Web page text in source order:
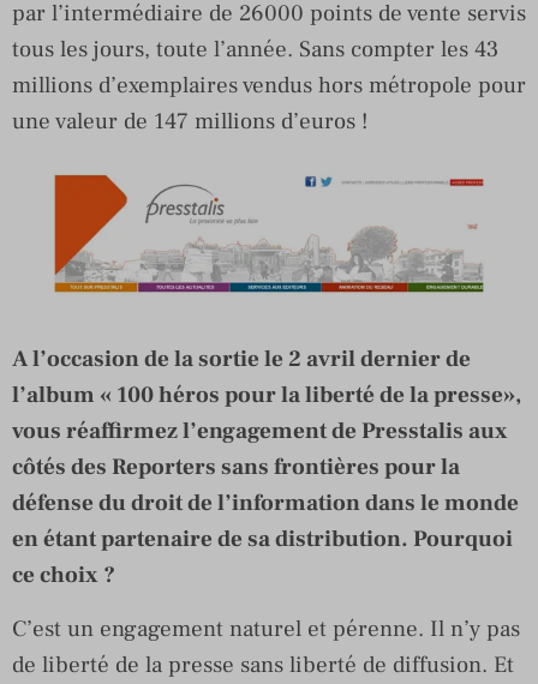
par l’intermédiaire de 26000 points de vente servis
tous les jours, toute l’année. Sans compter les 43
millions d’exemplaires vendus hors métropole pour
une valeur de 147 millions d’euros !
A l’occasion de la sortie le 2 avril dernier de
l’album « 100 héros pour la liberté de la presse»,
vous réaffirmez l’engagement de Presstalis aux
côtés des Reporters sans frontières pour la
défense du droit de l’information dans le monde
en étant partenaire de sa distribution. Pourquoi
ce choix ?
C’est un engagement naturel et pérenne. Il n’y pas
de liberté de la presse sans liberté de diffusion. Et